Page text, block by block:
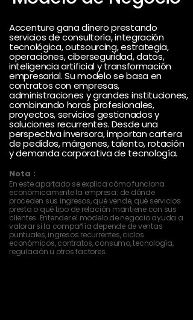
Accenture gana dinero prestando
servicios de consultoría, integración
tecnológica, outsourcing, estrategia,
operaciones, ciberseguridad, datos,
inteligencia artificial y transformación
empresarial. Su modelo se basa en
contratos con empresas,
administraciones y grandes instituciones,
combinando horas profesionales,
proyectos, servicios gestionados y
soluciones recurrentes. Desde una
perspectiva inversora, importan cartera
de pedidos, márgenes, talento, rotación
y demanda corporativa de tecnología.
Nota :
En este apartado se explica cómo funciona
económicamente la empresa: de dónde
proceden sus ingresos, qué vende, qué servicios
presta o qué tipo de relación mantiene con sus
clientes. Entender el modelo de negocio ayuda a
valorar si la compañía depende de ventas
puntuales, ingresos recurrentes, ciclos
económicos, contratos, consumo, tecnología,
regulación u otros factores.